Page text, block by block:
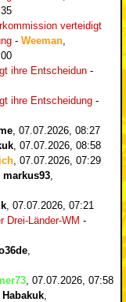
verteidigt
- Weeman
ihre Entscheidun -
ihre Entscheidung -
07.07.2026, 08:27
07.07.2026, 08:58
07.07.2026, 07:29
markus93
07.07.2026, 07:21
Drei-Länder-WM -
07.07.2026, 07:58
Habakuk